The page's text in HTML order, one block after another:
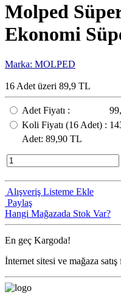
Molped
Ekonomi
Marka: MOLPED
16 Adet üzeri 89,9 TL
Adet Fiyatı :
Koli Fiyatı (16 Adet) :
Adet: 89,90 TL
Alışveriş Listeme Ekle
Paylaş
Hangi Mağazada Stok Var?
En geç Kargoda!
İnternet sitesi ve mağaza